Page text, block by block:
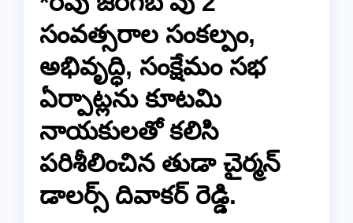
సంవత్సరాల సంకల్పం,
అభివృద్ధి, సంక్షేమం సభ
ఏర్పాట్లను కూటమి
నాయకులతో కలిసి
పరిశీలించిన తుడా చైర్మన్
డాలర్స్ దివాకర్ రెడ్డి.